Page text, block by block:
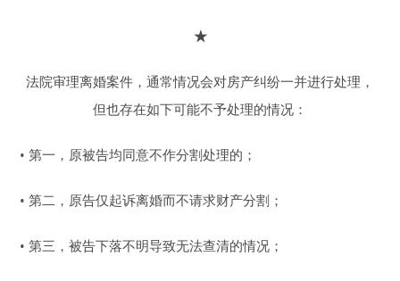
★
法院审理离婚案件，通常情况会对房产纠纷一并进行处理，
但也存在如下可能不予处理的情况：
• 第一，原被告均同意不作分割处理的；
• 第二，原告仅起诉离婚而不请求财产分割；
• 第三，被告下落不明导致无法查清的情况；